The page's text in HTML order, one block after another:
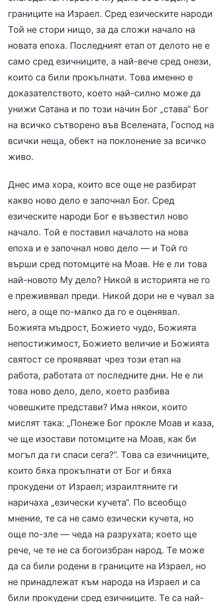
границите на Израел. Сред езическите народи
Той не стори нищо, за да сложи начало на
новата епоха. Последният етап от делото не е
само сред езичниците, а най-вече сред онези,
които са били прокълнати. Това именно е
доказателството, което най-силно може да
унижи Сатана и по този начин Бог „става“ Бог
на всичко сътворено във Вселената, Господ на
всички неща, обект на поклонение за всичко
живо.
Днес има хора, които все още не разбират
какво ново дело е започнал Бог. Сред
езическите народи Бог е възвестил ново
начало. Той е поставил началото на нова
епоха и е започнал ново дело — и Той го
върши сред потомците на Моав. Не е ли това
най-новото Му дело? Никой в историята не го
е преживявал преди. Никой дори не е чувал за
него, а още по-малко да го е оценявал.
Божията мъдрост, Божието чудо, Божията
непостижимост, Божието величие и Божията
святост се проявяват чрез този етап на
работа, работата от последните дни. Не е ли
това ново дело, дело, което разбива
човешките представи? Има някои, които
мислят така: „Понеже Бог прокле Моав и каза,
че ще изостави потомците на Моав, как би
могъл да ги спаси сега?“. Това са езичниците,
които бяха прокълнати от Бог и бяха
прокудени от Израел; израилтяните ги
наричаха „езически кучета“. По всеобщо
мнение, те са не само езически кучета, но
още по-зле — чеда на разрухата; което ще
рече, че те не са богоизбран народ. Те може
да са били родени в границите на Израел, но
не принадлежат към народа на Израел и са
били прокудени сред езичниците. Те са най-